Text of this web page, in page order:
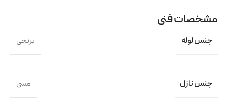
مشخصات فنی
جنس لوله برنجی
جنس نازل مسی